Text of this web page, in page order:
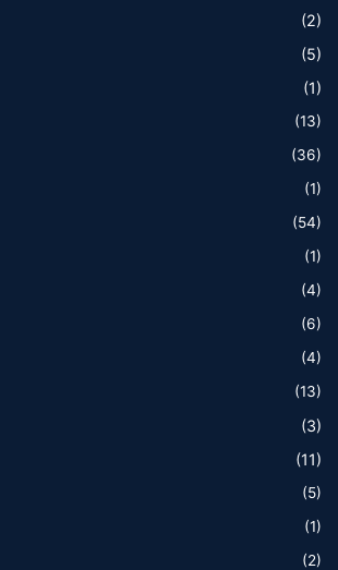
(2)
(5)
(1)
(13)
(36)
(1)
(54)
(1)
(4)
(6)
(4)
(13)
(3)
(11)
(5)
(1)
(2)